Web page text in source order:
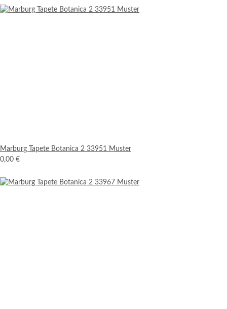
Marburg Tapete Botanica 2 33951 Muster
0,00 €